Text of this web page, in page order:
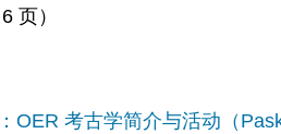
页）
OER 考古学简介与活动（